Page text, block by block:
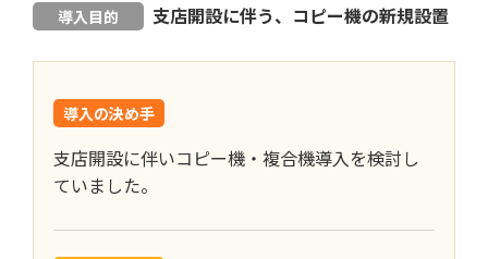
導入目的 支店開設に伴う、コピー機の新規設置
導入の決め手
支店開設に伴いコピー機・複合機導入を検討し
ていました。